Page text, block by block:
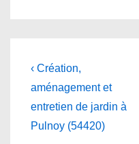
Navigation
de
l’article
Previous
Post
is
‹ Création,
aménagement et
entretien de jardin à
Pulnoy (54420)